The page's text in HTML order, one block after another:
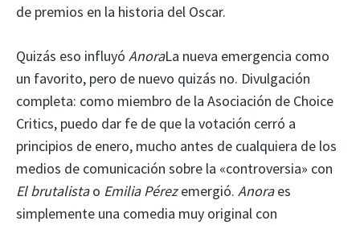
de premios en la historia del Oscar.
Quizás eso influyó AnoraLa nueva emergencia como
un favorito, pero de nuevo quizás no. Divulgación
completa: como miembro de la Asociación de Choice
Critics, puedo dar fe de que la votación cerró a
principios de enero, mucho antes de cualquiera de los
medios de comunicación sobre la «controversia» con
El brutalistao Emilia Pérezemergió. Anoraes
simplemente una comedia muy original con